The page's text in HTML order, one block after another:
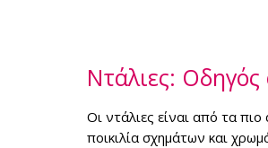
Ντάλιες: Οδηγός
Οι ντάλιες είναι από τα
ποικιλία σχημάτων και